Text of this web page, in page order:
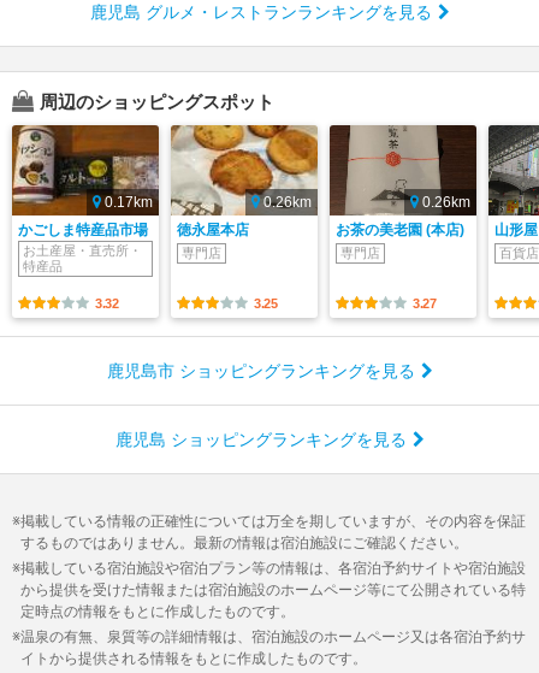
鹿児島 グルメ・レストランランキングを見る
周辺のショッピングスポット
0.17km
かごしま特産品市場
お土産屋・直売所・
特産品
3.32
0.26km
徳永屋本店
専門店
3.25
0.26km
お茶の美老園 (本店)
専門店
3.27
山形屋
百貨
鹿児島市 ショッピングランキングを見る
鹿児島 ショッピングランキングを見る
掲載している情報の正確性については万全を期していますが、その内容を保証
するものではありません。最新の情報は宿泊施設にご確認ください。
掲載している宿泊施設や宿泊プラン等の情報は、各宿泊予約サイトや宿泊施設
から提供を受けた情報または宿泊施設のホームページ等にて公開されている特
定時点の情報をもとに作成したものです。
温泉の有無、泉質等の詳細情報は、宿泊施設のホームページ又は各宿泊予約サ
イトから提供される情報をもとに作成したものです。